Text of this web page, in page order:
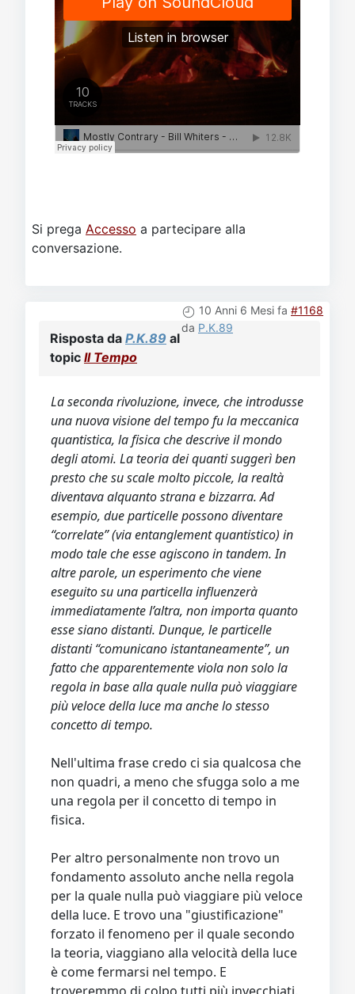
Si prega Accesso a partecipare alla
conversazione.
10 Anni 6 Mesi fa #1168
da P.K.89
Risposta da P.K.89 al
topic Il Tempo
La seconda rivoluzione, invece, che introdusse
una nuova visione del tempo fu la meccanica
quantistica, la fisica che descrive il mondo
degli atomi. La teoria dei quanti suggerì ben
presto che su scale molto piccole, la realtà
diventava alquanto strana e bizzarra. Ad
esempio, due particelle possono diventare
“correlate” (via entanglement quantistico) in
modo tale che esse agiscono in tandem. In
altre parole, un esperimento che viene
eseguito su una particella influenzerà
immediatamente l’altra, non importa quanto
esse siano distanti. Dunque, le particelle
distanti “comunicano istantaneamente”, un
fatto che apparentemente viola non solo la
regola in base alla quale nulla può viaggiare
più veloce della luce ma anche lo stesso
concetto di tempo.
Nell'ultima frase credo ci sia qualcosa che
non quadri, a meno che sfugga solo a me
una regola per il concetto di tempo in
fisica.
Per altro personalmente non trovo un
fondamento assoluto anche nella regola
per la quale nulla può viaggiare più veloce
della luce. E trovo una "giustificazione"
forzato il fenomeno per il quale secondo
la teoria, viaggiano alla velocità della luce
è come fermarsi nel tempo. E